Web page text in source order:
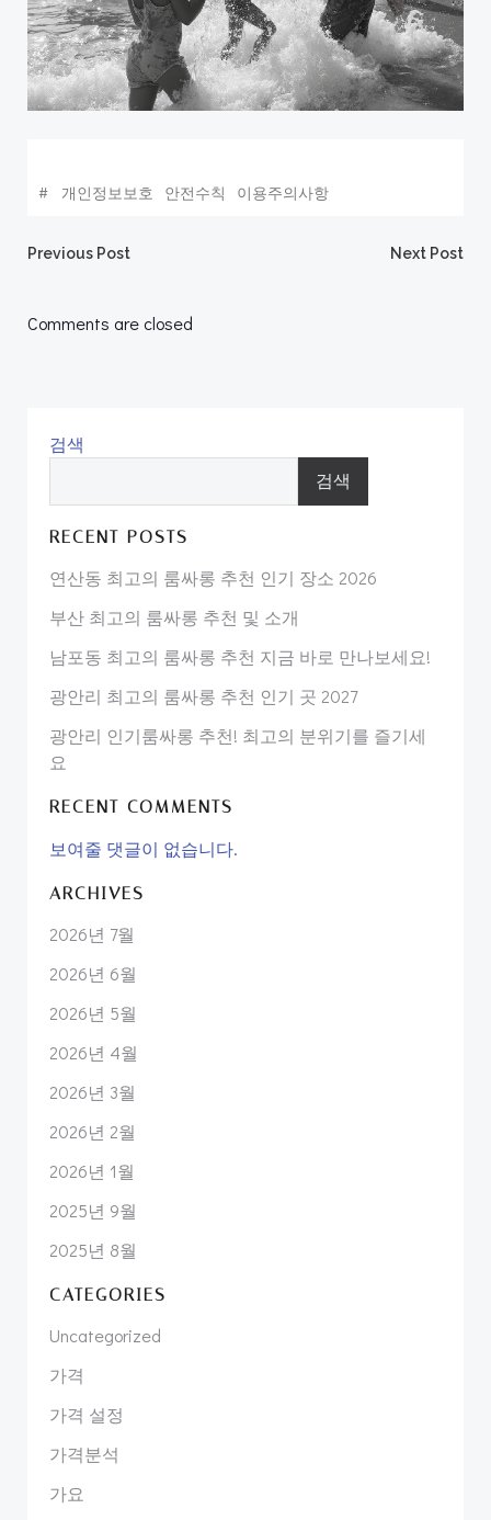
# 개인정보보호 안전수칙 이용주의사항
Post
navigation
Previous Post Next Post
Comments are closed
검색
검색
RECENT POSTS
연산동 최고의 룸싸롱 추천 인기 장소 2026
부산 최고의 룸싸롱 추천 및 소개
남포동 최고의 룸싸롱 추천 지금 바로 만나보세요!
광안리 최고의 룸싸롱 추천 인기 곳 2027
광안리 인기룸싸롱 추천! 최고의 분위기를 즐기세
요
RECENT COMMENTS
보여줄 댓글이 없습니다.
ARCHIVES
2026년 7월
2026년 6월
2026년 5월
2026년 4월
2026년 3월
2026년 2월
2026년 1월
2025년 9월
2025년 8월
CATEGORIES
Uncategorized
가격
가격 설정
가격분석
가요